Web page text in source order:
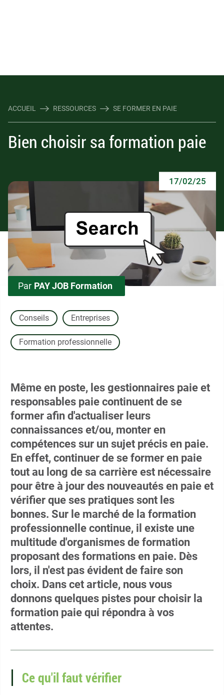
ACCUEIL RESSOURCES SE FORMER EN PAIE
Bien choisir sa formation paie
17/02/25
Par PAY JOB Formation
Conseils Entreprises
Formation professionnelle
Même en poste, les gestionnaires paie et
responsables paie continuent de se
former afin d'actualiser leurs
connaissances et/ou, monter en
compétences sur un sujet précis en paie.
En effet, continuer de se former en paie
tout au long de sa carrière est nécessaire
pour être à jour des nouveautés en paie et
vérifier que ses pratiques sont les
bonnes. Sur le marché de la formation
professionnelle continue, il existe une
multitude d'organismes de formation
proposant des formations en paie. Dès
lors, il n'est pas évident de faire son
choix. Dans cet article, nous vous
donnons quelques pistes pour choisir la
formation paie qui répondra à vos
attentes.
Ce qu'il faut vérifier